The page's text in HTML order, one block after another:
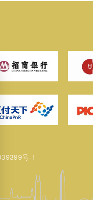
号-1